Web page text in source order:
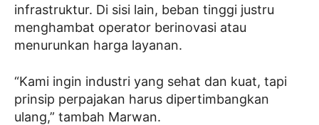
infrastruktur. Di sisi lain, beban tinggi justru
menghambat operator berinovasi atau
menurunkan harga layanan.
“Kami ingin industri yang sehat dan kuat, tapi
prinsip perpajakan harus dipertimbangkan
ulang,” tambah Marwan.